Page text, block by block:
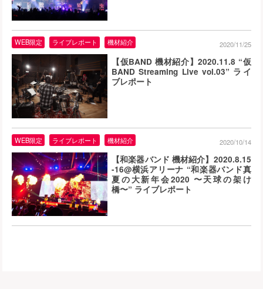
【仮BAND 機材紹介】2020.11.8 “仮
BAND Streaming Live vol.03” ライ
ブレポート
WEB限定 ライブレポート 機材紹介 2020/11/25
【和楽器バンド 機材紹介】2020.8.15
-16@横浜アリーナ “和楽器バンド真
夏の大新年会2020 〜天球の架け
橋〜” ライブレポート
WEB限定 ライブレポート 機材紹介 2020/10/14